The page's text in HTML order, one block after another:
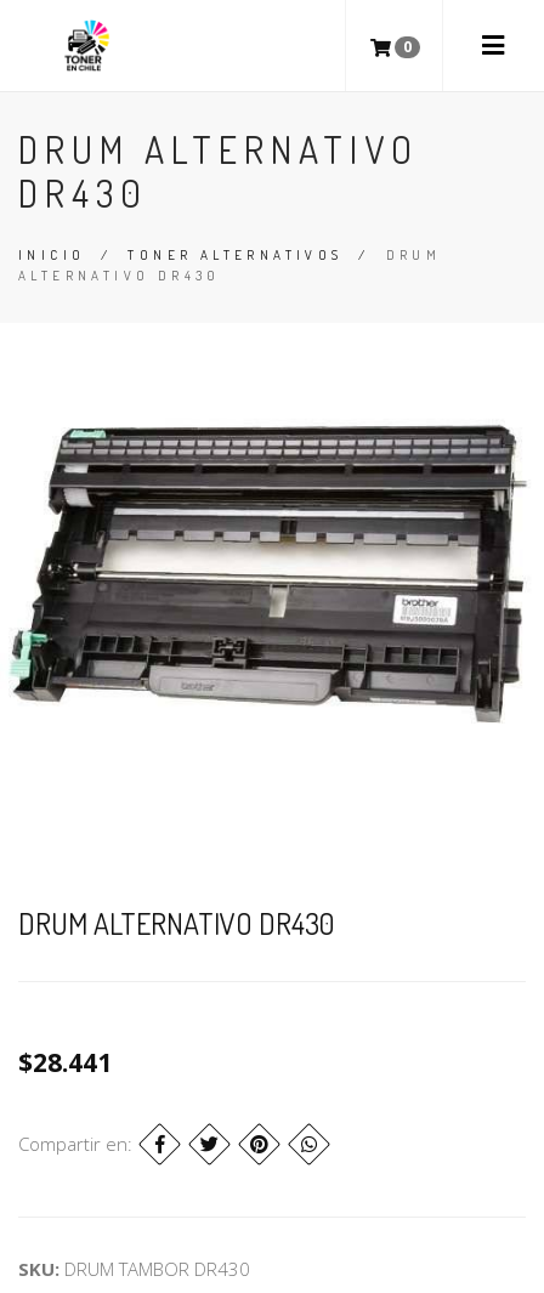
0
DRUM ALTERNATIVO
DR430
INICIO /TONER ALTERNATIVOS / DRUM
ALTERNATIVO DR430
DRUM ALTERNATIVO DR430
$28.441
Compartir en:
SKU: DRUM TAMBOR DR430